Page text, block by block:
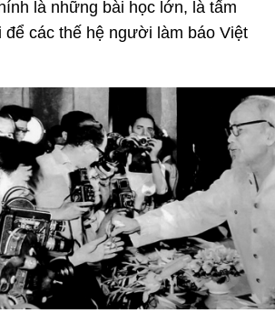
là những bài học lớn, là tấm
các thế hệ người làm báo Việt